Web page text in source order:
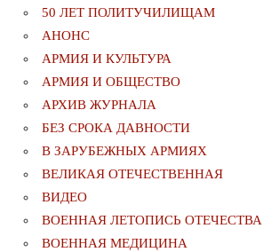
50 ЛЕТ ПОЛИТУЧИЛИЩАМ
АНОНС
АРМИЯ И КУЛЬТУРА
АРМИЯ И ОБЩЕСТВО
АРХИВ ЖУРНАЛА
БЕЗ СРОКА ДАВНОСТИ
В ЗАРУБЕЖНЫХ АРМИЯХ
ВЕЛИКАЯ ОТЕЧЕСТВЕННАЯ
ВИДЕО
ВОЕННАЯ ЛЕТОПИСЬ ОТЕЧЕСТВА
ВОЕННАЯ МЕДИЦИНА